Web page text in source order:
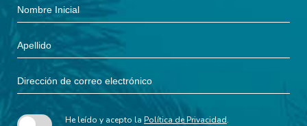
Hidden
Field
Nombre
Inicial
de
electrónico
He leído y acepto la Política de Privacidad.